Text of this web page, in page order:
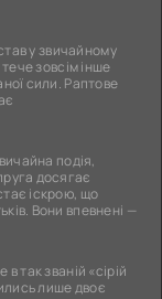
у звичайному
зовсім інше
сили. Раптове
подія,
досягає
іскрою, що
Вони впевнені —
так званій «сірій
лише двоє